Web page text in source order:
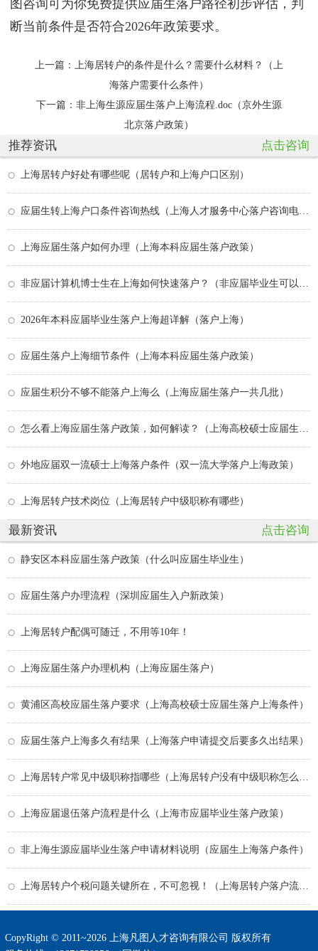
图咨询可为你免费提供应届生落户路径初步评估，判
断当前条件是否符合2026年政策要求。
上一篇：
上海居转户的条件是什么？需要什么材料？（上
海落户需要什么条件）
下一篇： 非上海生源应届生落户上海流程.doc（京外生源
北京落户政策）
推荐资讯 点击咨询
上海居转户好处有哪些呢（居转户和上海户口区别）
上海应届生落户如何办理（上海本科应届生落户政策）
2026年本科应届毕业生落户上海超详解（落户上海）
应届生落户上海细节条件（上海本科应届生落户政策）
应届生积分不够不能落户上海么（上海应届生落户一共几批）
外地应届双一流硕士上海落户条件（双一流大学落户上海政策）
上海居转户技术岗位（上海居转户中级职称有哪些）
最新资讯 点击咨询
静安区本科应届生落户政策（什么叫应届生毕业生）
应届生落户办理流程（深圳应届生入户新政策）
上海居转户配偶可随迁，不用等10年！
上海应届生落户办理机构（上海应届生落户）
黄浦区高校应届生落户要求（上海高校硕士应届生落户上海条件）
应届生落户上海多久有结果（上海落户申请提交后要多久出结果）
上海应届退伍落户流程是什么（上海市应届毕业生落户政策）
非上海生源应届毕业生落户申请材料说明（应届生上海落户条件）
CopyRight © 2011~2026 上海凡图人才咨询有限公司 版权所有